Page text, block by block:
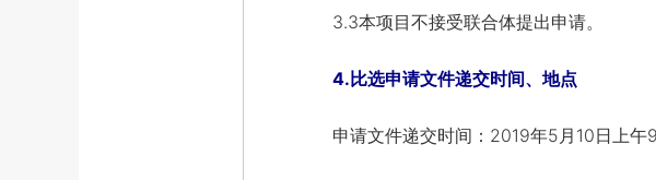
3.3本项目不接受联合体提出申请。
4.比选申请文件递交时间、地点
申请文件递交时间：2019年5月10日上午